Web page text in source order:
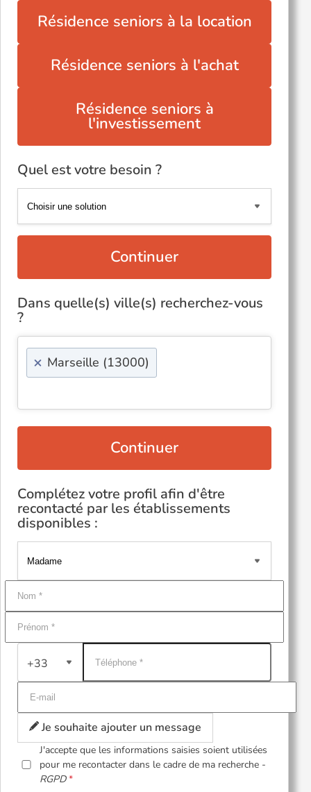
Résidence seniors à la location
Résidence seniors à l'achat
Résidence seniors à
l'investissement
Quel est votre besoin ?
Continuer
Dans quelle(s) ville(s) recherchez-vous
?
× Marseille (13000)
Continuer
Complétez votre profil afin d'être
recontacté par les établissements
disponibles :
+33
Je souhaite ajouter un message
J'accepte que les informations saisies soient utilisées
pour me recontacter dans le cadre de ma recherche -
RGPD